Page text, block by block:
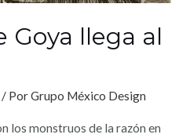
Goya llega al
PorGrupo México Design
los monstruos de la razón en